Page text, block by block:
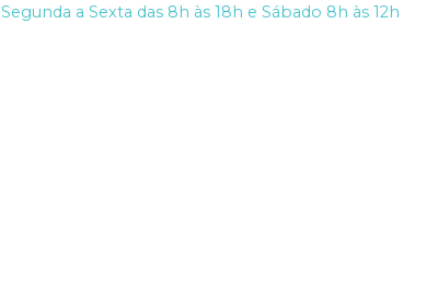
Segunda a Sexta das 8h às 18h e Sábado 8h às 12h